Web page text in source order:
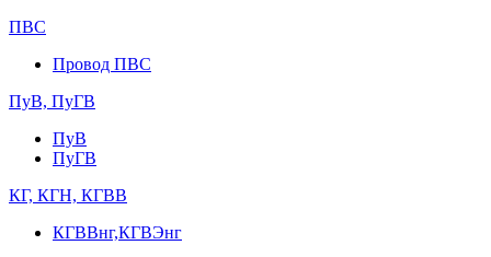
ПВС
Провод ПВС
ПуВ, ПуГВ
ПуВ
ПуГВ
КГ, КГН, КГВВ
КГВВнг,КГВЭнг